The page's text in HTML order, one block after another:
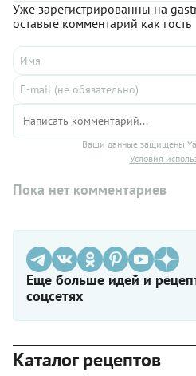
Уже зарегистрированны на
оставьте комментарий как гость
Ваши данные защищены
Условия
Пока нет комментариев
Еще больше идей и
соцсетях
Каталог рецептов